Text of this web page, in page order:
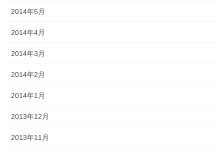
2014年5月
2014年4月
2014年3月
2014年2月
2014年1月
2013年12月
2013年11月